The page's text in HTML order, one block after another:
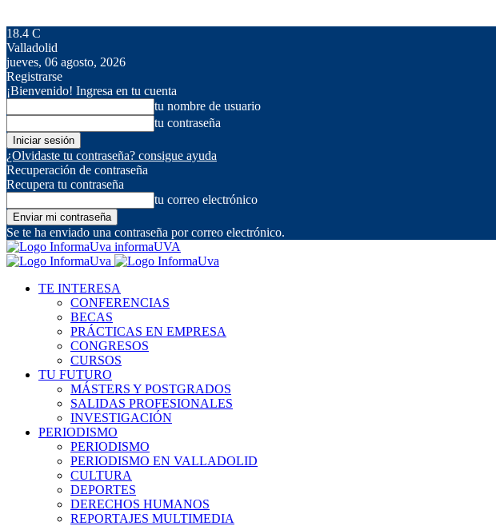
18.4 C
Valladolid
jueves, 06 agosto, 2026
Registrarse
¡Bienvenido! Ingresa en tu cuenta
tu nombre de usuario
tu contraseña
¿Olvidaste tu contraseña? consigue ayuda
Recuperación de contraseña
Recupera tu contraseña
tu correo electrónico
Se te ha enviado una contraseña por correo electrónico.
informaUVA
TE INTERESA
CONFERENCIAS
BECAS
PRÁCTICAS EN EMPRESA
CONGRESOS
CURSOS
TU FUTURO
MÁSTERS Y POSTGRADOS
SALIDAS PROFESIONALES
INVESTIGACIÓN
PERIODISMO
PERIODISMO
PERIODISMO EN VALLADOLID
CULTURA
DEPORTES
DERECHOS HUMANOS
REPORTAJES MULTIMEDIA